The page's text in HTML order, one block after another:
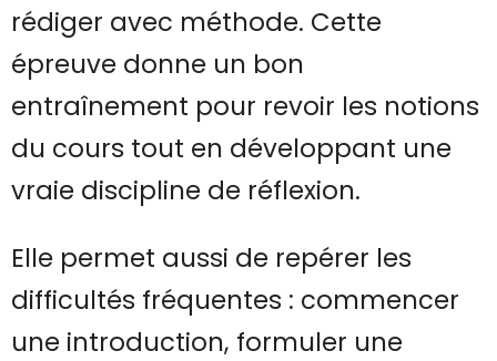
rédiger avec méthode. Cette
épreuve donne un bon
entraînement pour revoir les notions
du cours tout en développant une
vraie discipline de réflexion.
Elle permet aussi de repérer les
difficultés fréquentes : commencer
une introduction, formuler une